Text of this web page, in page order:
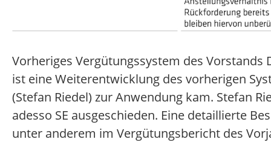
Vorheriges Vergütungssystem des
ist eine Weiterentwicklung des vorherigen
(Stefan Riedel) zur Anwendung kam. Stefan
adesso SE ausgeschieden. Eine detaillierte
unter anderem im Vergütungsbericht des